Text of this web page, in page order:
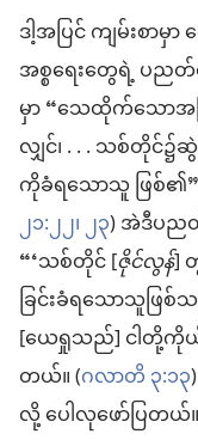
ဒါ့အပြင် ကျမ်းစာ
အစ္စရေးတွေရဲ့ ပ
မှာ “သေထိုက်သော
လျှင်၊ . . . သစ်တိုင်၌
ကိုခံရသောသူ ဖြစ်၏
၂၁:၂၂၊ ၂၃) အဲဒီပည
“‘သစ်တိုင် [ဇိုင်လွန်]
ခြင်းခံရသောသူဖြ
[ယေရှုသည်] ငါတို့ကိုယ်
တယ်။ (ဂလာတိ ၃:၁၃
လို့ ပေါလုဖော်ပြတယ်။